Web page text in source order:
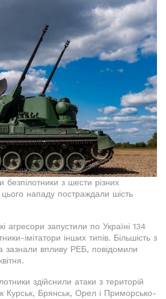
безпілотники з шести різних
цього нападу постраждали шість
агресори запустили по Україні 134
імітатори інших типів. Більшість з
впливу РЕБ, повідомили
здійснили атаки з територій
Курськ, Брянськ, Орел і Приморсько-